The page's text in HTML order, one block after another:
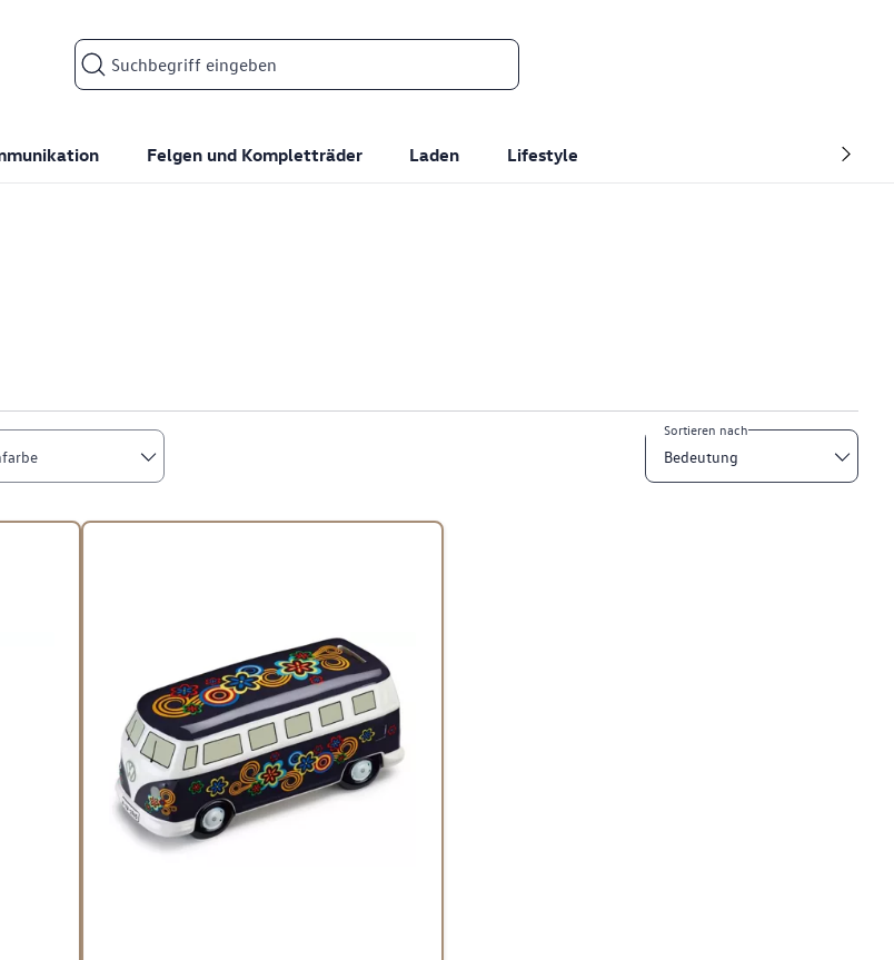
Suchfeld
Felgen und Kompletträder Laden Lifestyle
Sortieren nach
Bedeutung